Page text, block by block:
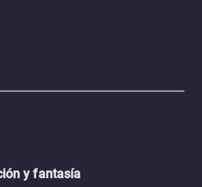
y fantasía